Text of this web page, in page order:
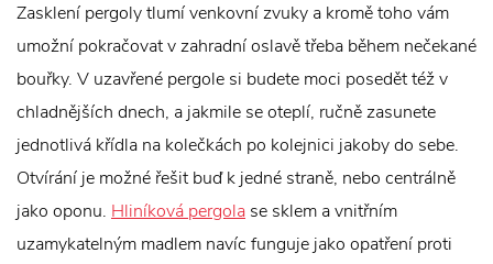
Zasklení pergoly tlumí venkovní zvuky a kromě toho vám
umožní pokračovat v zahradní oslavě třeba během nečekané
bouřky. V uzavřené pergole si budete moci posedět též v
chladnějších dnech, a jakmile se oteplí, ručně zasunete
jednotlivá křídla na kolečkách po kolejnici jakoby do sebe.
Otvírání je možné řešit buď k jedné straně, nebo centrálně
jako oponu. Hliníková pergola se sklem a vnitřním
uzamykatelným madlem navíc funguje jako opatření proti